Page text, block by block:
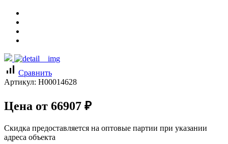
signal_cellular_alt Сравнить
Артикул: Н00014628
Цена от 66907 ₽
Скидка предоставляется на оптовые партии при указании
адреса объекта